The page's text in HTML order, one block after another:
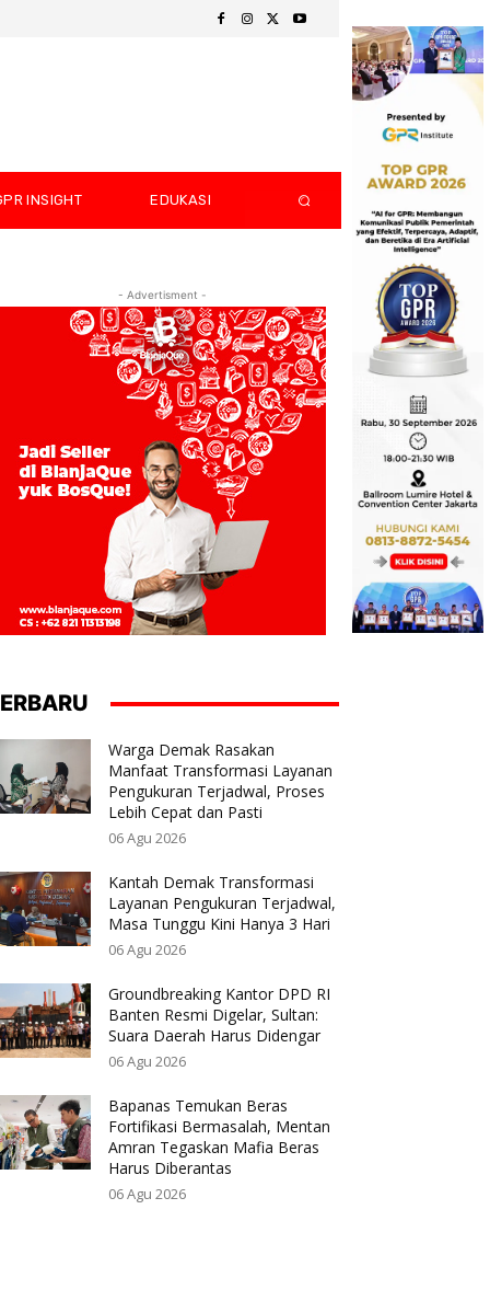
INSIGHT EDUKASI
- Advertisment -
Warga Demak Rasakan
Manfaat Transformasi Layanan
Pengukuran Terjadwal, Proses
Lebih Cepat dan Pasti
06 Agu 2026
Kantah Demak Transformasi
Layanan Pengukuran Terjadwal,
Masa Tunggu Kini Hanya 3 Hari
06 Agu 2026
Groundbreaking Kantor DPD RI
Banten Resmi Digelar, Sultan:
Suara Daerah Harus Didengar
06 Agu 2026
Bapanas Temukan Beras
Fortifikasi Bermasalah, Mentan
Amran Tegaskan Mafia Beras
Harus Diberantas
06 Agu 2026